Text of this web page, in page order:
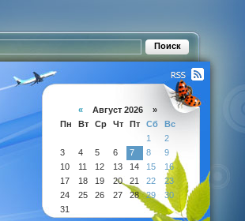
« Август 2026 »
Пн
Вт Ср Чт Пт Сб
Вс
1
2
3
4 5 6 7 8
9
10
11 12 13 14 15
16
17
18 19 20 21 22
23
24
25 26 27 28 29
30
31